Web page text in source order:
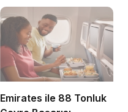
Emirates ile 88 Tonluk